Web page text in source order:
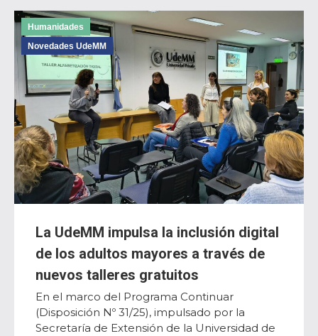
Humanidades
Novedades UdeMM
La UdeMM impulsa la inclusión digital
de los adultos mayores a través de
nuevos talleres gratuitos
En el marco del Programa Continuar
(Disposición Nº 31/25), impulsado por la
Secretaría de Extensión de la Universidad de